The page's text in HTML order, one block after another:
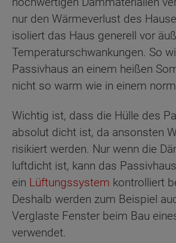
nur den Wärmeverlust des
isoliert das Haus generell vor
Temperaturschwankungen. So
Passivhaus an einem heißen
nicht so warm wie in einem
Wichtig ist, dass die Hülle des
absolut dicht ist, da ansonsten
risikiert werden. Nur wenn die
luftdicht ist, kann das
ein Lüftungssystem kontrolliert
Deshalb werden zum Beispiel
Verglaste Fenster beim Bau
verwendet.